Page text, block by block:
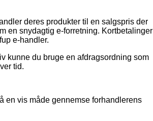
deres produkter til en salgspris der
en snydagtig e-forretning. Kortbetalinger
e-handler.
kunne du bruge en afdragsordning som
tid.
en vis måde gennemse forhandlerens